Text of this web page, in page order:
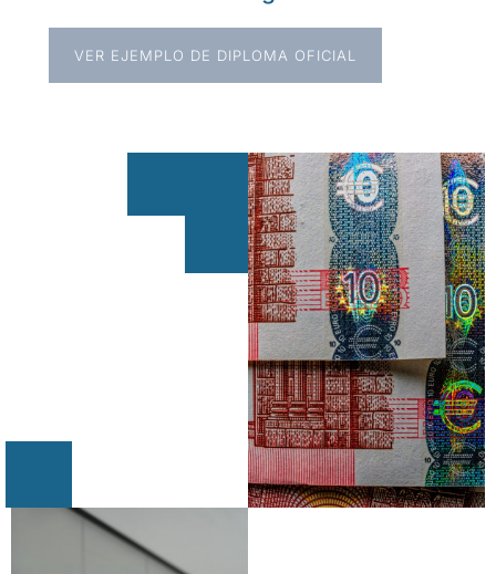
VER EJEMPLO DE DIPLOMA OFICIAL